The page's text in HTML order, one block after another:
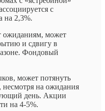
с
на 2,3%.
ожиданиям, может
и сдвигу в
Фондовый
может потянуть
несмотря на ожидания
день. Акции
на 4-5%.